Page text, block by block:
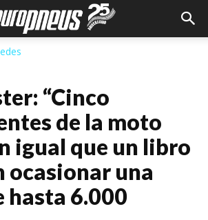
“Cinco
de la moto
igual que un libro
ocasionar una
hasta 6.000